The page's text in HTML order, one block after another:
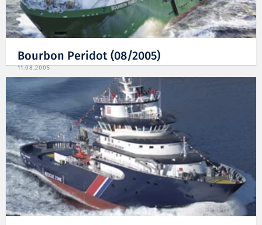
Bourbon Peridot (08/2005)
11.08.2005